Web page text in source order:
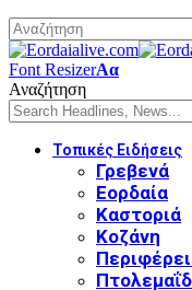
Font ResizerΑα
Αναζήτηση
Τοπικές Ειδήσεις
Γρεβενά
Εορδαία
Καστοριά
Κοζάνη